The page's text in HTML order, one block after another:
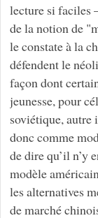
lecture si faciles
de la notion de
le constate à la
défendent le
façon dont
jeunesse, pour
soviétique, autre
donc comme
de dire qu’il n’y
modèle
les alternatives
de marché